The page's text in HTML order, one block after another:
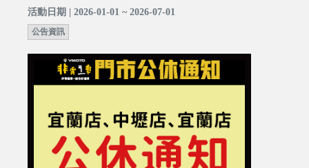
活動日期 | 2026-01-01 ~ 2026-07-01
公告資訊